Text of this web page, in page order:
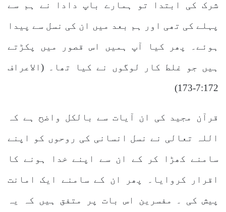
شرک کی ابتدا تو ہمارے باپ دادا نے ہم سے
پہلے کی تھی اور ہم بعد میں ان کی نسل سے پیدا
ہوئے۔ پھر کیا آپ ہمیں اس قصور میں پکڑتے
ہیں جو غلط کار لوگوں نے کیا تھا۔ (الاعراف
7:172-173)
قرآن مجید کی ان آیات سے بالکل واضح ہے کہ
اللہ تعالی نے نسل انسانی کی روحوں کو اپنے
سامنے کھڑا کر کے ان سے اپنے خدا ہونے کا
اقرار کروایا۔ پھر ان کے سامنے ایک امانت
پیش کی ۔ مفسرین اس بات پر متفق ہیں کہ یہ